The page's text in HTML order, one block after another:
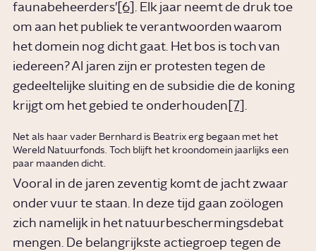
faunabeheerders’ [6]
. Elk jaar neemt de druk toe
om aan het publiek te verantwoorden waarom
het domein nog dicht gaat. Het bos is toch van
iedereen? Al jaren zijn er protesten tegen de
gedeeltelijke sluiting en de subsidie die de koning
krijgt om het gebied te onderhouden [7]
Net als haar vader Bernhard is Beatrix erg begaan met het
Wereld Natuurfonds. Toch blijft het kroondomein jaarlijks een
paar maanden dicht.
Vooral in de jaren zeventig komt de jacht zwaar
onder vuur te staan. In deze tijd gaan zoölogen
zich namelijk in het natuurbeschermingsdebat
mengen. De belangrijkste actiegroep tegen de